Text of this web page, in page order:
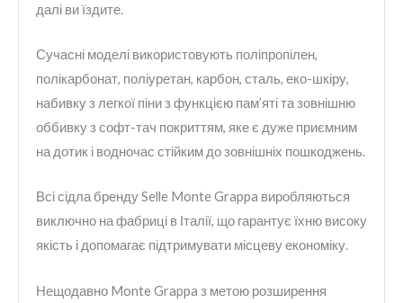
далі ви їздите.
Сучасні моделі використовують поліпропілен,
полікарбонат, поліуретан, карбон, сталь, еко-шкіру,
набивку з легкої піни з функцією пам’яті та зовнішню
оббивку з софт-тач покриттям, яке є дуже приємним
на дотик і водночас стійким до зовнішніх пошкоджень.
Всі сідла бренду Selle Monte Grappa виробляються
виключно на фабриці в Італії, що гарантує їхню високу
якість і допомагає підтримувати місцеву економіку.
Нещодавно Monte Grappa з метою розширення